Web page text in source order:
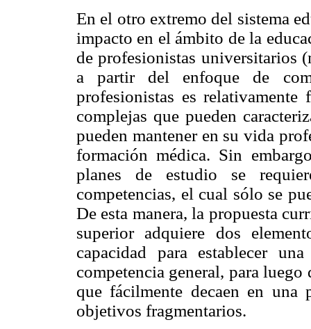
En el otro extremo del sistema
impacto en el ámbito de la
de profesionistas universitarios
a partir del enfoque de
profesionistas es relativamente
complejas que pueden
pueden mantener en su vida
formación médica. Sin
planes de estudio se
competencias, el cual sólo se
De esta manera, la propuesta
superior adquiere dos
capacidad para establecer
competencia general, para luego
que fácilmente decaen en una
objetivos fragmentarios.